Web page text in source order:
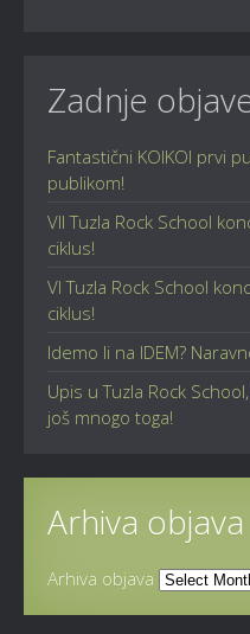
Zadnje
Fantastični KOIKOI prvi
publikom!
VII Tuzla Rock School
ciklus!
VI Tuzla Rock School
ciklus!
Idemo li na IDEM?
Upis u Tuzla Rock
još mnogo toga!
Arhiva objava
Arhiva objava